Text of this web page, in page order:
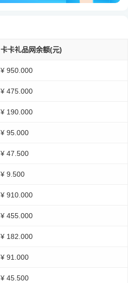
卡卡礼品网余额(元)
¥ 950.000
¥ 475.000
¥ 190.000
¥ 95.000
¥ 47.500
¥ 9.500
¥ 910.000
¥ 455.000
¥ 182.000
¥ 91.000
¥ 45.500